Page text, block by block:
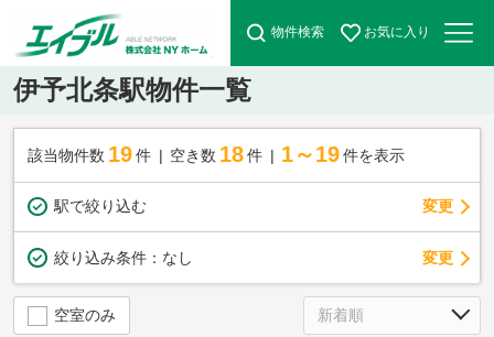
物件検索 お気に入り
伊予北条駅物件一覧
該当物件数 19件 空き数 18 件 1～19 件を表示
駅で絞り込む 変更
絞り込み条件： なし 変更
空室のみ